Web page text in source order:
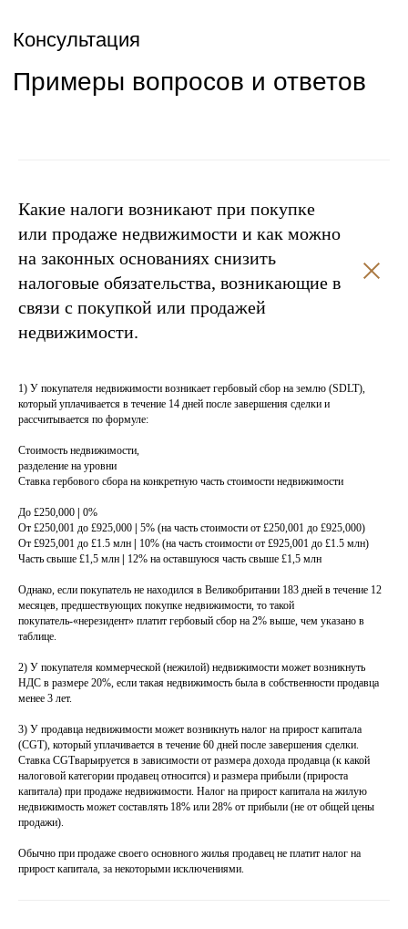
ОБРАЗОВАНИЕ
БАКАЛАВР ФИНАНСОВ, ФИНАНСОВАЯ АКАДЕМИЯ
1992 - 1997
БАКАЛАВР ЮРИСПРУДЕНЦИИ, МОСКОВСКИЙ ГОСУДАРСТВЕННЫЙ
СОЦИАЛЬНЫЙ УНИВЕРСИТЕТ
2020 – ПО НАСТОЯЩЕЕ ВРЕМЯ
СОЛИСИТОР, SMART PROPERTY
LEGAL (ЛОНДОН)​
2017 – 2020
LEGAL CASE MANAGEMENT
(ЛОНДОН)
2013 – 2014
ПОМОЩНИК АДВОКАТОВ, CITIZENS
ADVICE BUREAU (ЛОНДОН)
1998 – 2013
Какие налоги возникают при покупке
или продаже недвижимости и как можно
на законных основаниях снизить
налоговые обязательства, возникающие в
связи с покупкой или продажей
недвижимости.
1) У покупателя недвижимости возникает гербовый сбор на землю (SDLT),
который уплачивается в течение 14 дней после завершения сделки и
рассчитывается по формуле:
Стоимость недвижимости,
разделение на уровни
Ставка гербового сбора на конкретную часть стоимости недвижимости
До £250,000
0%
От £250,001 до £925,000
5% (на часть стоимости от £250,001 до £925,000)
От £925,001 до £1.5 млн
10% (на часть стоимости от £925,001 до £1.5 млн)
Часть свыше £1,5 млн
12% на оставшуюся часть свыше £1,5 млн
Однако, если покупатель не находился в Великобритании 183 дней в течение 12
месяцев, предшествующих покупке недвижимости, то такой
покупатель-«нерезидент» платит гербовый сбор на 2% выше, чем указано в
таблице.
2) У покупателя коммерческой (нежилой) недвижимости может возникнуть
НДС в размере 20%, если такая недвижимость была в собственности продавца
менее 3 лет.
3) У продавца недвижимости может возникнуть налог на прирост капитала
(CGT), который уплачивается в течение 60 дней после завершения сделки.
Ставка CGTварьируется в зависимости от размера дохода продавца (к какой
налоговой категории продавец относится) и размера прибыли (прироста
капитала) при продаже недвижимости. Налог на прирост капитала на жилую
недвижимость может составлять 18% или 28% от прибыли (не от общей цены
продажи).
Обычно при продаже своего основного жилья продавец не платит налог на
прирост капитала, за некоторыми исключениями.